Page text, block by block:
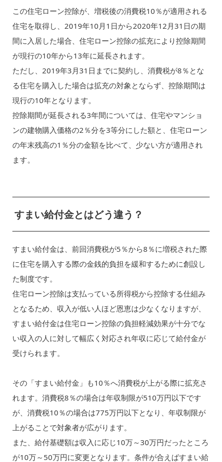
この住宅ローン控除が、増税後の消費税10％が適用される
住宅を取得し、2019年10月1日から2020年12月31日の期
間に入居した場合、住宅ローン控除の拡充により控除期間
が現行の10年から13年に延長されます。
ただし、2019年3月31日までに契約し、消費税が8％とな
る住宅を購入した場合は拡充の対象とならず、控除期間は
現行の10年となります。
控除期間が延長される3年間については、住宅やマンショ
ンの建物購入価格の2％分を3等分にした額と、住宅ローン
の年末残高の1％分の金額を比べて、少ない方が適用され
ます。
すまい給付金とはどう違う？
すまい給付金は、前回消費税が5％から8％に増税された際
に住宅を購入する際の金銭的負担を緩和するために創設し
た制度です。
住宅ローン控除は支払っている所得税から控除する仕組み
となるため、収入が低い人ほど恩恵は少なくなりますが、
すまい給付金は住宅ローン控除の負担軽減効果が十分でな
い収入の人に対して幅広く対応され年収に応じて給付金が
受けられます。
その「すまい給付金」も10％へ消費税が上がる際に拡充さ
れます。消費税8％の場合は年収制限が510万円以下です
が、消費税10％の場合は775万円以下となり、年収制限が
上がることで対象者が広がります。
また、給付基礎額は収入に応じ10万～30万円だったところ
が10万～50万円に変更となります。条件が合えばすまい給